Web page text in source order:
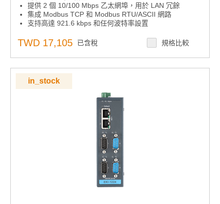
提供 2 個 10/100 Mbps 乙太網埠，用於 LAN 冗餘
集成 Modbus TCP 和 Modbus RTU/ASCII 網路
支持高達 921.6 kbps 和任何波特率設置
Modbus從模式下支援32個會話。
安裝在 DIN 導軌、牆壁或面板上
軟體可選RS-232/422/485通信
內置 15 KV ESD 保護，適用於所有串行信號
自動 RS-485 數據流控制
TWD 17,105 已含稅 規格比較
in_stock